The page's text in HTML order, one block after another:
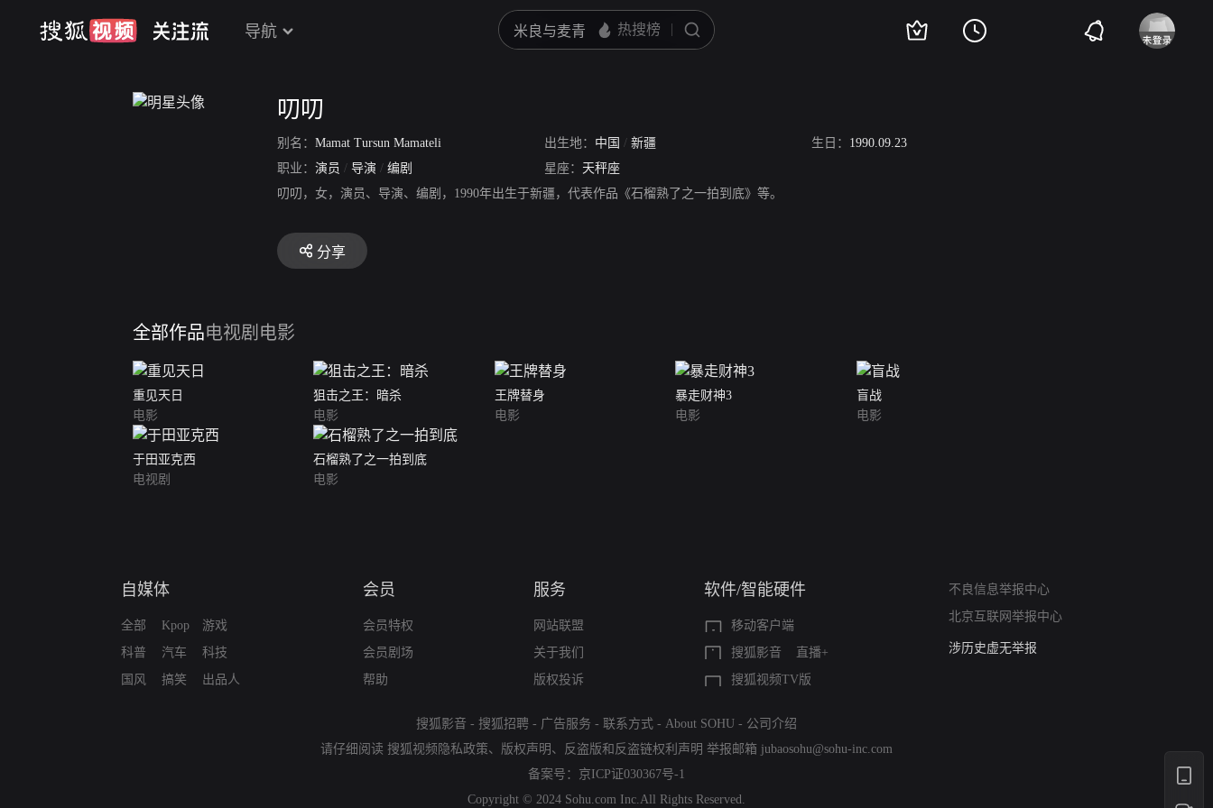
导航
叨叨
别名： Mamat Tursun Mamateli 出生地： 中国 / 新疆 生日： 1990.09.23
职业： 演员 / 导演 / 编剧 星座： 天秤座
叨叨，女，演员、导演、编剧，1990年出生于新疆，代表作品《石榴熟了之一拍到底》等。
分享
全部作品电视剧 电影
重见天日
电影
狙击之王：暗杀
电影
王牌替身
电影
暴走财神3
电影
盲战
电影
于田亚克西
电视剧
石榴熟了之一拍到底
电影
自媒体
全部
科普
国风
Kpop
汽车
搞笑
游戏
科技
出品人
会员
会员特权
会员剧场
帮助
服务
网站联盟
关于我们
版权投诉
软件/智能硬件
移动客户端
搜狐影音
直播+
搜狐视频TV版
不良信息举报中心
北京互联网举报中心
亚运会举报专区
涉历史虚无举报
搜狐影音 - 搜狐招聘 - 广告服务 - 联系方式 - About SOHU - 公司介绍
请仔细阅读 搜狐视频隐私政策、 版权声明 、 反盗版和反盗链权利声明 举报邮箱 jubaosohu@sohu-inc.com
备案号： 京ICP证030367号-1
Copyright © 2024 Sohu.com Inc.All Rights Reserved.